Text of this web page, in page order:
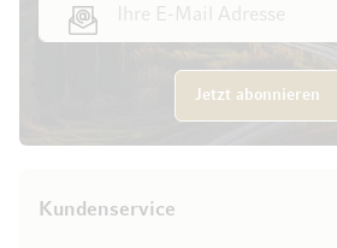
Jetzt abonnieren
Kundenservice